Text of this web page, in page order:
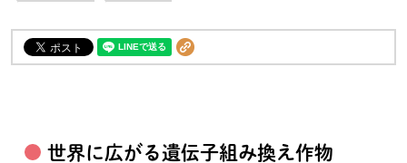
世界に広がる遺伝子組み換え作物